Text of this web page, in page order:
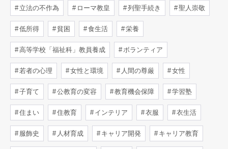
立法の不作為 ローマ教皇 列聖手続き 聖人崇敬
低所得 貧困 食生活 栄養
高等学校「福祉科」教員養成 ボランティア
若者の心理 女性と環境 人間の尊厳 女性
子育て 公教育の変容 教育機会保障 学習塾
住まい 住教育 インテリア 衣服 衣生活
服飾史 人材育成 キャリア開発 キャリア教育